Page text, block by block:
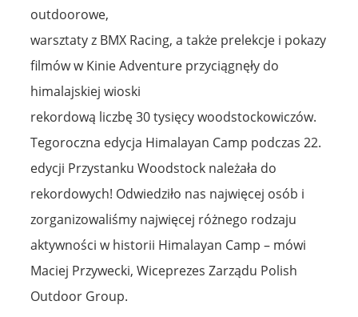
outdoorowe,
warsztaty z BMX Racing, a także prelekcje i pokazy
filmów w Kinie Adventure przyciągnęły do
himalajskiej wioski
rekordową liczbę 30 tysięcy woodstockowiczów.
Tegoroczna edycja Himalayan Camp podczas 22.
edycji Przystanku Woodstock należała do
rekordowych! Odwiedziło nas najwięcej osób i
zorganizowaliśmy najwięcej różnego rodzaju
aktywności w historii Himalayan Camp – mówi
Maciej Przywecki, Wiceprezes Zarządu Polish
Outdoor Group.